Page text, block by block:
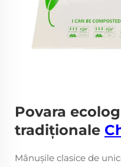
Povara
tradiționale
Mânușile clasice de